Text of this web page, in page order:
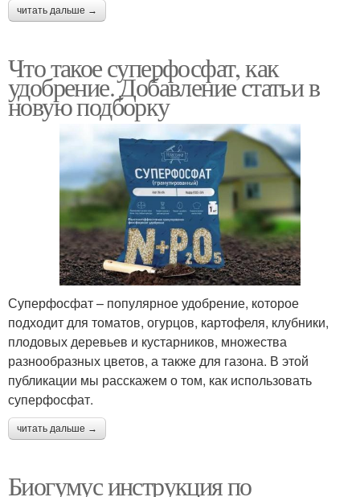
читать дальше →
Что такое суперфосфат, как
удобрение. Добавление статьи в
новую подборку
Суперфосфат – популярное удобрение, которое
подходит для томатов, огурцов, картофеля, клубники,
плодовых деревьев и кустарников, множества
разнообразных цветов, а также для газона. В этой
публикации мы расскажем о том, как использовать
суперфосфат.
читать дальше →
Биогумус инструкция по